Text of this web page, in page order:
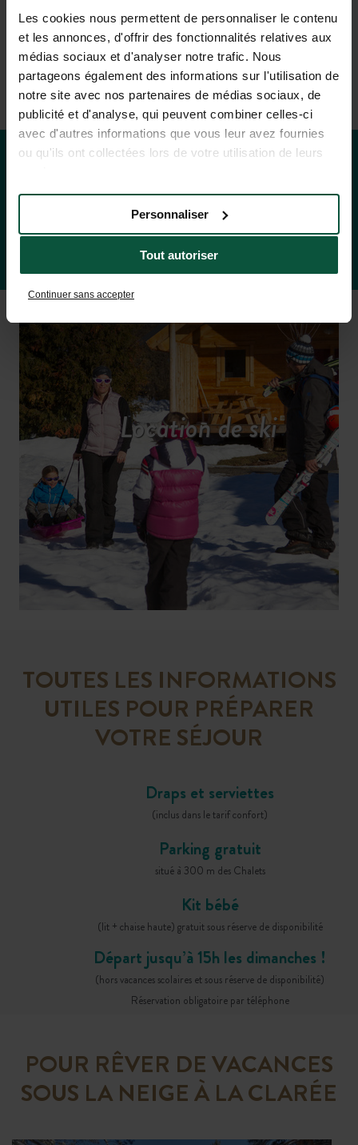
Les cookies nous permettent de personnaliser le contenu
et les annonces, d'offrir des fonctionnalités relatives aux
médias sociaux et d'analyser notre trafic. Nous
partageons également des informations sur l'utilisation de
notre site avec nos partenaires de médias sociaux, de
publicité et d'analyse, qui peuvent combiner celles-ci
avec d'autres informations que vous leur avez fournies
ou qu'ils ont collectées lors de votre utilisation de leurs
Tout autoriser
Personnaliser
Continuer sans accepter
Tarifs & dispos
Location de ski
TOUTES LES INFORMATIONS
UTILES POUR PRÉPARER
VOTRE SÉJOUR
Draps et serviettes
(inclus dans le tarif confort)
Parking gratuit
situé à 300 m des Chalets
Kit bébé
(lit + chaise haute) gratuit sous réserve de disponibilité
Départ jusqu’à 15h les dimanches !
(hors vacances scolaires et sous réserve de disponibilité)
Réservation obligatoire par téléphone
POUR RÊVER DE VACANCES
SOUS LA NEIGE À LA CLARÉE